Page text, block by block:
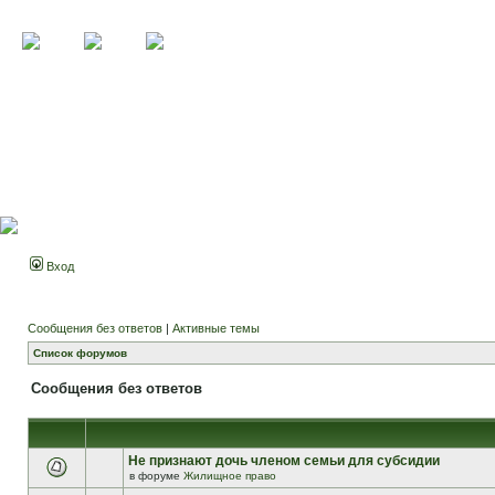
Вход
Сообщения без ответов | Активные темы
Список форумов
Сообщения без ответов
Не признают дочь членом семьи для субсидии
в форуме Жилищное право